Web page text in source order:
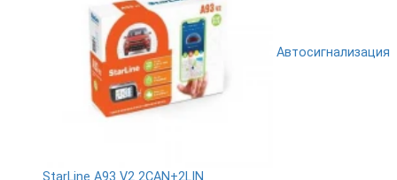
Автосигнализация
StarLine A93 V2 2CAN+2LIN